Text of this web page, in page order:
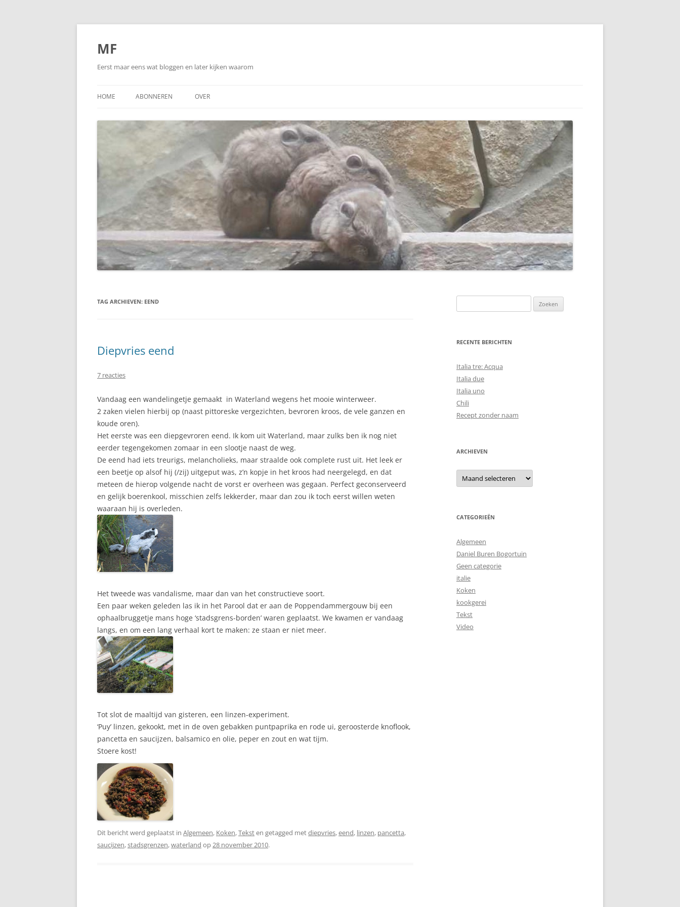
Ga
inhoud
MF
Eerst maar eens wat bloggen en later kijken waarom
HOME ABONNEREN OVER
TAG ARCHIEVEN: EEND
Diepvries eend
7 reacties
Vandaag een wandelingetje gemaakt in Waterland wegens het mooie winterweer.
2 zaken vielen hierbij op (naast pittoreske vergezichten, bevroren kroos, de vele ganzen en
koude oren).
Het eerste was een diepgevroren eend. Ik kom uit Waterland, maar zulks ben ik nog niet
eerder tegengekomen zomaar in een slootje naast de weg.
De eend had iets treurigs, melancholieks, maar straalde ook complete rust uit. Het leek er
een beetje op alsof hij (/zij) uitgeput was, z’n kopje in het kroos had neergelegd, en dat
meteen de hierop volgende nacht de vorst er overheen was gegaan. Perfect geconserveerd
en gelijk boerenkool, misschien zelfs lekkerder, maar dan zou ik toch eerst willen weten
waaraan hij is overleden.
Het tweede was vandalisme, maar dan van het constructieve soort.
Een paar weken geleden las ik in het Parool dat er aan de Poppendammergouw bij een
ophaalbruggetje mans hoge ‘stadsgrens-borden’ waren geplaatst. We kwamen er vandaag
langs, en om een lang verhaal kort te maken: ze staan er niet meer.
Tot slot de maaltijd van gisteren, een linzen-experiment.
‘Puy’ linzen, gekookt, met in de oven gebakken puntpaprika en rode ui, geroosterde knoflook,
pancetta en saucijzen, balsamico en olie, peper en zout en wat tijm.
Stoere kost!
Dit bericht werd geplaatst in Algemeen, Koken,Teksten getagged metdiepvries,eend, linzen, pancetta,
saucijzen,stadsgrenzen,waterland op 28 november 2010.
naar:
RECENTE BERICHTEN
Italia tre: Acqua
Italia due
Italia uno
Chili
Recept zonder naam
ARCHIEVEN
Archieven
CATEGORIEËN
Algemeen
Daniel Buren Bogortuin
Geen categorie
italie
Koken
kookgerei
Tekst
Video